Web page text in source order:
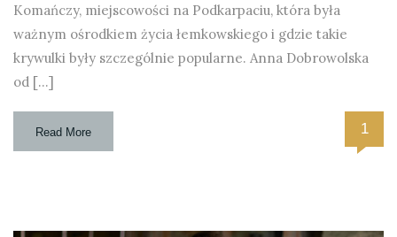
Komańczy, miejscowości na Podkarpaciu, która była
ważnym ośrodkiem życia łemkowskiego i gdzie takie
krywulki były szczególnie popularne. Anna Dobrowolska
od […]
Read More 1